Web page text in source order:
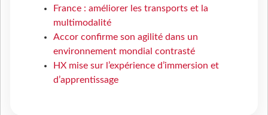
France : améliorer les transports et la
multimodalité
Accor confirme son agilité dans un
environnement mondial contrasté
HX mise sur l’expérience d’immersion et
d’apprentissage